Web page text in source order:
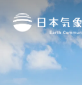
サービス
環境